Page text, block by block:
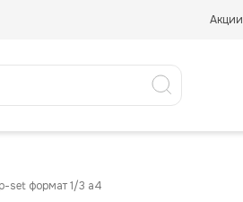
Акции
set формат 1/3 a4